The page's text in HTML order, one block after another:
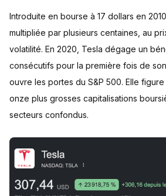
Introduite en bourse à 17 dollars en
multipliée par plusieurs centaines, au
volatilité. En 2020, Tesla dégage un
consécutifs pour la première fois de
ouvre les portes du S&P 500. Elle
onze plus grosses capitalisations
secteurs confondus.